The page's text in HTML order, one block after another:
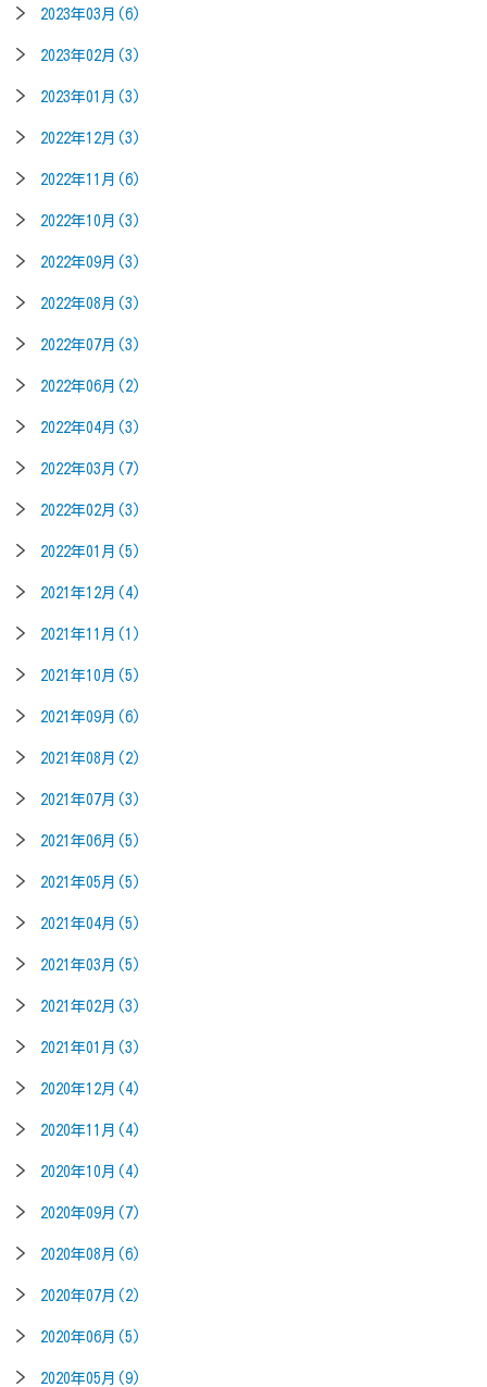
2023年03月(6)
2023年02月(3)
2023年01月(3)
2022年12月(3)
2022年11月(6)
2022年10月(3)
2022年09月(3)
2022年08月(3)
2022年07月(3)
2022年06月(2)
2022年04月(3)
2022年03月(7)
2022年02月(3)
2022年01月(5)
2021年12月(4)
2021年11月(1)
2021年10月(5)
2021年09月(6)
2021年08月(2)
2021年07月(3)
2021年06月(5)
2021年05月(5)
2021年04月(5)
2021年03月(5)
2021年02月(3)
2021年01月(3)
2020年12月(4)
2020年11月(4)
2020年10月(4)
2020年09月(7)
2020年08月(6)
2020年07月(2)
2020年06月(5)
2020年05月(9)